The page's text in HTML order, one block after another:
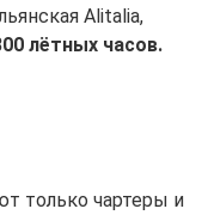
Alitalia,
лётных часов.
только чартеры и